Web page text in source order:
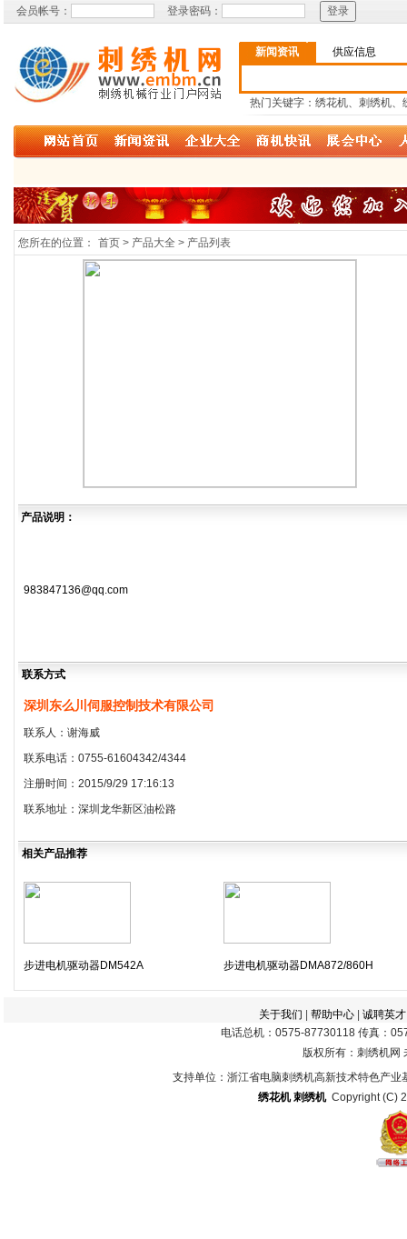
会员帐号： 登录密码：
新闻资讯 供应信息
热门关键字：绣花机、刺绣机、
您所在的位置： 首页 > 产品大全 > 产品列表
产品说明：
983847136@qq.com
联系方式
深圳东么川伺服控制技术有限公司
联系人：谢海威
联系电话：0755-61604342/4344
注册时间：2015/9/29 17:16:13
联系地址：深圳龙华新区油松路
相关产品推荐
步进电机驱动器DM542A 步进电机驱动器DMA872/860H
关于我们 帮助中心| 诚聘英才
电话总机：0575-87730118 传真：
版权所有：刺绣机网
支持单位：浙江省电脑刺绣机高新技术特色产
绣花机 刺绣机Copyright (C)